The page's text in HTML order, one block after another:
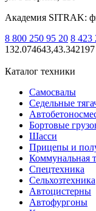
Академия SITRAK:
8 800 250 95 20 8 423
132.074643,43.342197
Каталог техники
Самосвалы
Седельные
Бортовые
Шасси
Прицепы и
Коммунальная
Спецтехника
Сельхозтехника
Автоцистерны
Автофургоны